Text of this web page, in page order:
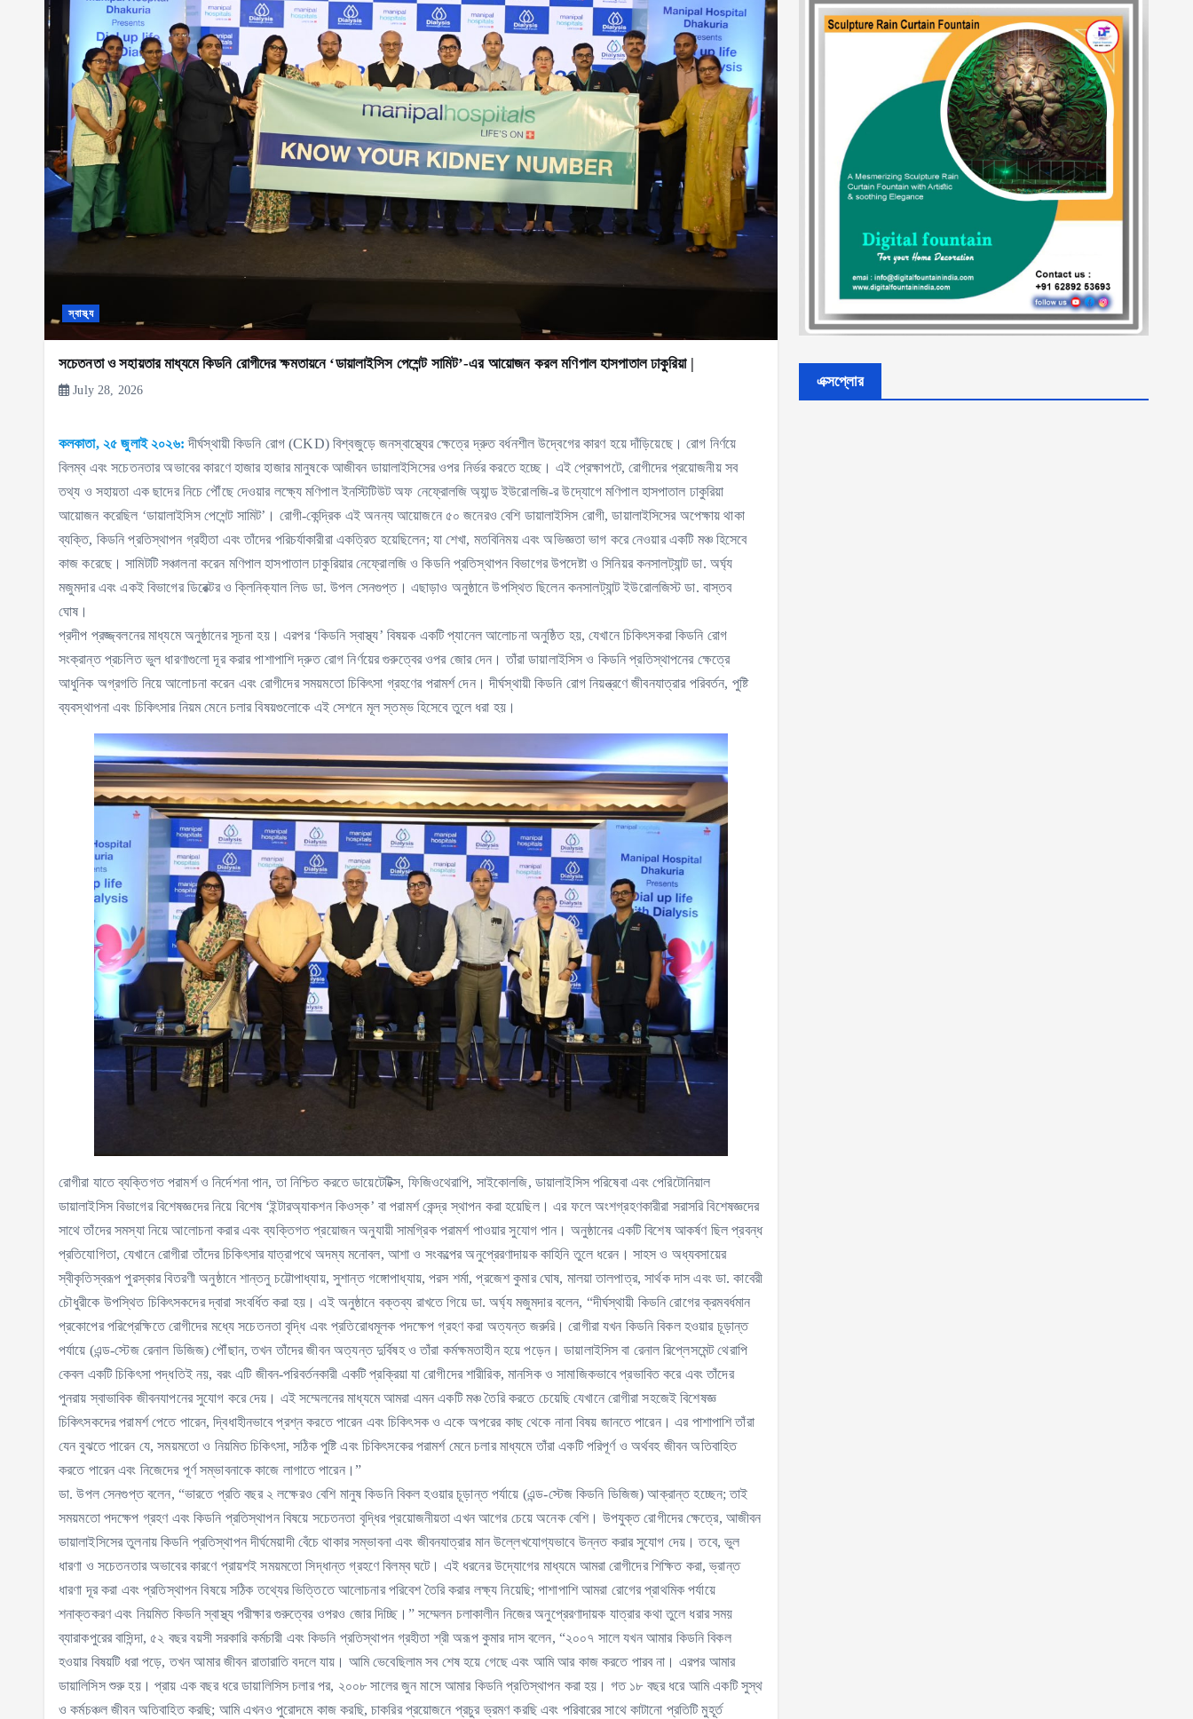
স্বাস্থ্য
সচেতনতা ও সহায়তার মাধ্যমে কিডনি রোগীদের ক্ষমতায়নে ‘ডায়ালাইসিস পেশেন্ট সামিট’-এর আয়োজন করল মণিপাল হাসপাতাল ঢাকুরিয়া |
July 28, 2026
কলকাতা, ২৫ জুলাই ২০২৬: দীর্ঘস্থায়ী কিডনি রোগ (CKD) বিশ্বজুড়ে জনস্বাস্থ্যের ক্ষেত্রে দ্রুত বর্ধনশীল উদ্বেগের কারণ হয়ে দাঁড়িয়েছে। রোগ নির্ণয়ে
বিলম্ব এবং সচেতনতার অভাবের কারণে হাজার হাজার মানুষকে আজীবন ডায়ালাইসিসের ওপর নির্ভর করতে হচ্ছে। এই প্রেক্ষাপটে, রোগীদের প্রয়োজনীয় সব
তথ্য ও সহায়তা এক ছাদের নিচে পৌঁছে দেওয়ার লক্ষ্যে মণিপাল ইনস্টিটিউট অফ নেফ্রোলজি অ্যান্ড ইউরোলজি-র উদ্যোগে মণিপাল হাসপাতাল ঢাকুরিয়া
আয়োজন করেছিল ‘ডায়ালাইসিস পেশেন্ট সামিট’। রোগী-কেন্দ্রিক এই অনন্য আয়োজনে ৫০ জনেরও বেশি ডায়ালাইসিস রোগী, ডায়ালাইসিসের অপেক্ষায় থাকা
ব্যক্তি, কিডনি প্রতিস্থাপন গ্রহীতা এবং তাঁদের পরিচর্যাকারীরা একত্রিত হয়েছিলেন; যা শেখা, মতবিনিময় এবং অভিজ্ঞতা ভাগ করে নেওয়ার একটি মঞ্চ হিসেবে
কাজ করেছে। সামিটটি সঞ্চালনা করেন মণিপাল হাসপাতাল ঢাকুরিয়ার নেফ্রোলজি ও কিডনি প্রতিস্থাপন বিভাগের উপদেষ্টা ও সিনিয়র কনসালট্যান্ট ডা. অর্ঘ্য
মজুমদার এবং একই বিভাগের ডিরেক্টর ও ক্লিনিক্যাল লিড ডা. উপল সেনগুপ্ত। এছাড়াও অনুষ্ঠানে উপস্থিত ছিলেন কনসালট্যান্ট ইউরোলজিস্ট ডা. বাস্তব
ঘোষ।
প্রদীপ প্রজ্জ্বলনের মাধ্যমে অনুষ্ঠানের সূচনা হয়। এরপর ‘কিডনি স্বাস্থ্য’ বিষয়ক একটি প্যানেল আলোচনা অনুষ্ঠিত হয়, যেখানে চিকিৎসকরা কিডনি রোগ
সংক্রান্ত প্রচলিত ভুল ধারণাগুলো দূর করার পাশাপাশি দ্রুত রোগ নির্ণয়ের গুরুত্বের ওপর জোর দেন। তাঁরা ডায়ালাইসিস ও কিডনি প্রতিস্থাপনের ক্ষেত্রে
আধুনিক অগ্রগতি নিয়ে আলোচনা করেন এবং রোগীদের সময়মতো চিকিৎসা গ্রহণের পরামর্শ দেন। দীর্ঘস্থায়ী কিডনি রোগ নিয়ন্ত্রণে জীবনযাত্রার পরিবর্তন, পুষ্টি
ব্যবস্থাপনা এবং চিকিৎসার নিয়ম মেনে চলার বিষয়গুলোকে এই সেশনে মূল স্তম্ভ হিসেবে তুলে ধরা হয়।
রোগীরা যাতে ব্যক্তিগত পরামর্শ ও নির্দেশনা পান, তা নিশ্চিত করতে ডায়েটেটিক্স, ফিজিওথেরাপি, সাইকোলজি, ডায়ালাইসিস পরিষেবা এবং পেরিটোনিয়াল
ডায়ালাইসিস বিভাগের বিশেষজ্ঞদের নিয়ে বিশেষ ‘ইন্টারঅ্যাকশন কিওস্ক’ বা পরামর্শ কেন্দ্র স্থাপন করা হয়েছিল। এর ফলে অংশগ্রহণকারীরা সরাসরি বিশেষজ্ঞদের
সাথে তাঁদের সমস্যা নিয়ে আলোচনা করার এবং ব্যক্তিগত প্রয়োজন অনুযায়ী সামগ্রিক পরামর্শ পাওয়ার সুযোগ পান। অনুষ্ঠানের একটি বিশেষ আকর্ষণ ছিল প্রবন্ধ
প্রতিযোগিতা, যেখানে রোগীরা তাঁদের চিকিৎসার যাত্রাপথে অদম্য মনোবল, আশা ও সংকল্পের অনুপ্রেরণাদায়ক কাহিনি তুলে ধরেন। সাহস ও অধ্যবসায়ের
স্বীকৃতিস্বরূপ পুরস্কার বিতরণী অনুষ্ঠানে শান্তনু চট্টোপাধ্যায়, সুশান্ত গঙ্গোপাধ্যায়, পরস শর্মা, প্রজেশ কুমার ঘোষ, মালয়া তালপাত্র, সার্থক দাস এবং ডা. কাবেরী
চৌধুরীকে উপস্থিত চিকিৎসকদের দ্বারা সংবর্ধিত করা হয়। এই অনুষ্ঠানে বক্তব্য রাখতে গিয়ে ডা. অর্ঘ্য মজুমদার বলেন, “দীর্ঘস্থায়ী কিডনি রোগের ক্রমবর্ধমান
প্রকোপের পরিপ্রেক্ষিতে রোগীদের মধ্যে সচেতনতা বৃদ্ধি এবং প্রতিরোধমূলক পদক্ষেপ গ্রহণ করা অত্যন্ত জরুরি। রোগীরা যখন কিডনি বিকল হওয়ার চূড়ান্ত
পর্যায়ে (এন্ড-স্টেজ রেনাল ডিজিজ) পৌঁছান, তখন তাঁদের জীবন অত্যন্ত দুর্বিষহ ও তাঁরা কর্মক্ষমতাহীন হয়ে পড়েন। ডায়ালাইসিস বা রেনাল রিপ্লেসমেন্ট থেরাপি
কেবল একটি চিকিৎসা পদ্ধতিই নয়, বরং এটি জীবন-পরিবর্তনকারী একটি প্রক্রিয়া যা রোগীদের শারীরিক, মানসিক ও সামাজিকভাবে প্রভাবিত করে এবং তাঁদের
পুনরায় স্বাভাবিক জীবনযাপনের সুযোগ করে দেয়। এই সম্মেলনের মাধ্যমে আমরা এমন একটি মঞ্চ তৈরি করতে চেয়েছি যেখানে রোগীরা সহজেই বিশেষজ্ঞ
চিকিৎসকদের পরামর্শ পেতে পারেন, দ্বিধাহীনভাবে প্রশ্ন করতে পারেন এবং চিকিৎসক ও একে অপরের কাছ থেকে নানা বিষয় জানতে পারেন। এর পাশাপাশি তাঁরা
যেন বুঝতে পারেন যে, সময়মতো ও নিয়মিত চিকিৎসা, সঠিক পুষ্টি এবং চিকিৎসকের পরামর্শ মেনে চলার মাধ্যমে তাঁরা একটি পরিপূর্ণ ও অর্থবহ জীবন অতিবাহিত
করতে পারেন এবং নিজেদের পূর্ণ সম্ভাবনাকে কাজে লাগাতে পারেন।”
ডা. উপল সেনগুপ্ত বলেন, “ভারতে প্রতি বছর ২ লক্ষেরও বেশি মানুষ কিডনি বিকল হওয়ার চূড়ান্ত পর্যায়ে (এন্ড-স্টেজ কিডনি ডিজিজ) আক্রান্ত হচ্ছেন; তাই
সময়মতো পদক্ষেপ গ্রহণ এবং কিডনি প্রতিস্থাপন বিষয়ে সচেতনতা বৃদ্ধির প্রয়োজনীয়তা এখন আগের চেয়ে অনেক বেশি। উপযুক্ত রোগীদের ক্ষেত্রে, আজীবন
ডায়ালাইসিসের তুলনায় কিডনি প্রতিস্থাপন দীর্ঘমেয়াদী বেঁচে থাকার সম্ভাবনা এবং জীবনযাত্রার মান উল্লেখযোগ্যভাবে উন্নত করার সুযোগ দেয়। তবে, ভুল
ধারণা ও সচেতনতার অভাবের কারণে প্রায়শই সময়মতো সিদ্ধান্ত গ্রহণে বিলম্ব ঘটে। এই ধরনের উদ্যোগের মাধ্যমে আমরা রোগীদের শিক্ষিত করা, ভ্রান্ত
ধারণা দূর করা এবং প্রতিস্থাপন বিষয়ে সঠিক তথ্যের ভিত্তিতে আলোচনার পরিবেশ তৈরি করার লক্ষ্য নিয়েছি; পাশাপাশি আমরা রোগের প্রাথমিক পর্যায়ে
শনাক্তকরণ এবং নিয়মিত কিডনি স্বাস্থ্য পরীক্ষার গুরুত্বের ওপরও জোর দিচ্ছি।” সম্মেলন চলাকালীন নিজের অনুপ্রেরণাদায়ক যাত্রার কথা তুলে ধরার সময়
ব্যারাকপুরের বাসিন্দা, ৫২ বছর বয়সী সরকারি কর্মচারী এবং কিডনি প্রতিস্থাপন গ্রহীতা শ্রী অরূপ কুমার দাস বলেন, “২০০৭ সালে যখন আমার কিডনি বিকল
হওয়ার বিষয়টি ধরা পড়ে, তখন আমার জীবন রাতারাতি বদলে যায়। আমি ভেবেছিলাম সব শেষ হয়ে গেছে এবং আমি আর কাজ করতে পারব না। এরপর আমার
ডায়ালিসিস শুরু হয়। প্রায় এক বছর ধরে ডায়ালিসিস চলার পর, ২০০৮ সালের জুন মাসে আমার কিডনি প্রতিস্থাপন করা হয়। গত ১৮ বছর ধরে আমি একটি সুস্থ
ও কর্মচঞ্চল জীবন অতিবাহিত করছি; আমি এখনও পুরোদমে কাজ করছি, চাকরির প্রয়োজনে প্রচুর ভ্রমণ করছি এবং পরিবারের সাথে কাটানো প্রতিটি মুহূর্ত
এক্সপ্লোর